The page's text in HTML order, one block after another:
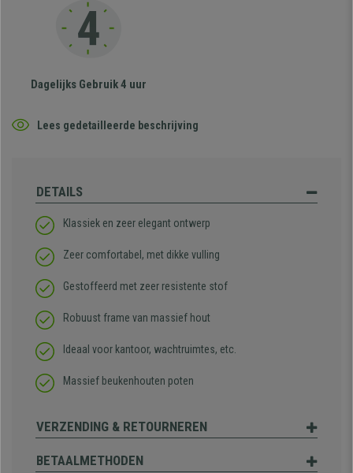
Dagelijks Gebruik 4 uur
Lees gedetailleerde beschrijving
DETAILS
Klassiek en zeer elegant ontwerp
Zeer comfortabel, met dikke vulling
Gestoffeerd met zeer resistente stof
Robuust frame van massief hout
Ideaal voor kantoor, wachtruimtes, etc.
Massief beukenhouten poten
VERZENDING & RETOURNEREN
BETAALMETHODEN